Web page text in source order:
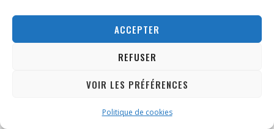
ACCEPTER
REFUSER
VOIR LES PRÉFÉRENCES
Politique de cookies